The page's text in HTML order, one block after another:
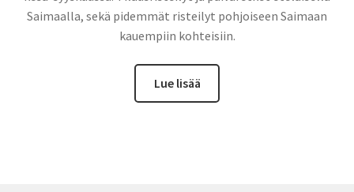
Saimaalla, sekä pidemmät risteilyt pohjoiseen Saimaan
kauempiin kohteisiin.
Lue lisää